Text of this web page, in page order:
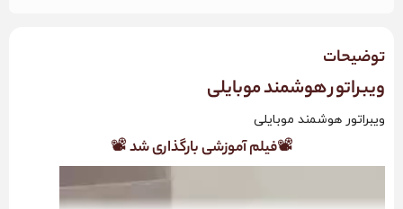
توضیحات
ویبراتور هوشمند موبایلی
ویبراتور هوشمند موبایلی
📽فیلم آموزشی بارگذاری شد 📽